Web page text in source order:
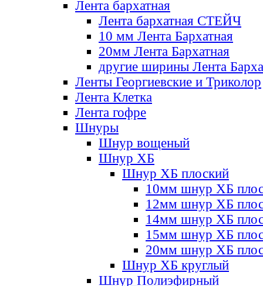
Лента бархатная
Лента бархатная СТЕЙЧ
10 мм Лента Бархатная
20мм Лента Бархатная
другие ширины Лента
Ленты Георгиевские и Триколор
Лента Клетка
Лента гофре
Шнуры
Шнур вощеный
Шнур ХБ
Шнур ХБ плоский
10мм шнур ХБ
12мм шнур ХБ
14мм шнур ХБ
15мм шнур ХБ
20мм шнур ХБ
Шнур ХБ круглый
Шнур Полиэфирный